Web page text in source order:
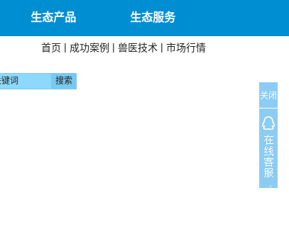
生态产品 生态服务
首页 | 成功案例 | 兽医技术 | 市场行情
关闭